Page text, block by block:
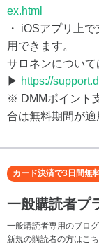
ex.html
・ iOSアプリ上
用できます。
サロネンについて
▶ https://
※ DMMポイント
合は無料期間が適
カード決済で3日間無
一般購読者プ
一般購読者専用のブロ
新規の購読者の方はこ